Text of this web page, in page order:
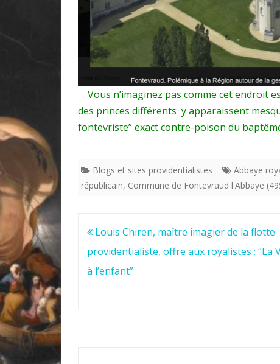
Vous n’imaginez pas comme cet endroit
des princes différents y apparaissent
fontevriste” exact contre-poison du
Blogs et sites providentialistes Abbaye
républicain, Commune de Fontevraud l'Abbaye
Navigation
de
l’article
Louis Chiren, maître imagier de la flotte
providentialiste, offre aux royalistes : “La
à l’enfant”